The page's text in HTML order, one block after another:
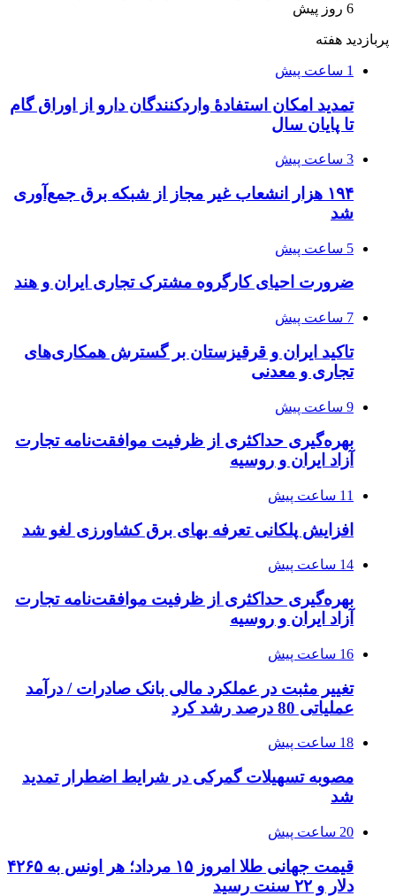
6 روز پیش
پربازدید هفته
1 ساعت پیش
تمدید امکان استفادۀ واردکنندگان دارو از اوراق گام
تا پایان سال
3 ساعت پیش
۱۹۴ هزار انشعاب غیر مجاز از شبکه برق جمع‌آوری
شد
5 ساعت پیش
ضرورت احیای کارگروه مشترک تجاری ایران و هند
7 ساعت پیش
تاکید ایران و قرقیزستان بر گسترش همکاری‌های
تجاری و معدنی
9 ساعت پیش
بهره‌گیری حداکثری از ظرفیت موافقت‌نامه تجارت
آزاد ایران و روسیه
11 ساعت پیش
افزایش پلکانی تعرفه بهای برق کشاورزی لغو شد
14 ساعت پیش
بهره‌گیری حداکثری از ظرفیت موافقت‌نامه تجارت
آزاد ایران و روسیه
16 ساعت پیش
تغییر مثبت در عملکرد مالی بانک صادرات / درآمد
عملیاتی 80 درصد رشد کرد
18 ساعت پیش
مصوبه تسهیلات گمرکی در شرایط اضطرار تمدید
شد
20 ساعت پیش
قیمت جهانی طلا امروز ۱۵ مرداد؛ هر اونس به ۴۲۶۵
دلار و ۲۲ سنت رسید